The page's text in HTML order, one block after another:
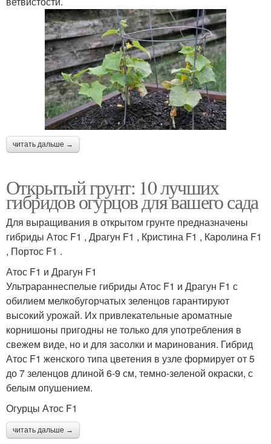
читать дальше →
Открытый грунт: 10 лучших
гибридов огурцов для вашего сада
Для выращивания в открытом грунте предназначены
гибриды Атос F1 , Драгун F1 , Кристина F1 , Каролина F1
, Портос F1 .
Атос F1 и Драгун F1
Ультрараннеспелые гибриды Атос F1 и Драгун F1 с
обилием мелкобугорчатых зеленцов гарантируют
высокий урожай. Их привлекательные ароматные
корнишоны пригодны не только для употребления в
свежем виде, но и для засолки и маринования. Гибрид
Атос F1 женского типа цветения в узле формирует от 5
до 7 зеленцов длиной 6-9 см, темно-зеленой окраски, с
белым опушением.
Огурцы Атос F1
читать дальше →